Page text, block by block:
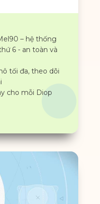
– hệ thống
6 - an toàn và
tối đa, theo dõi
cho mỗi Diop